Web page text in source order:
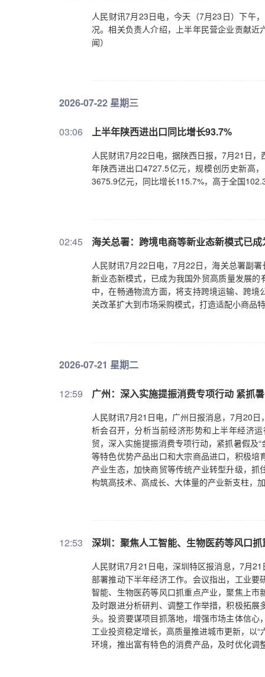
人民财讯7月23日电，今天（7月23日）下午
况。相关负责人介绍，上半年民营企业贡献
闻）
2026-07-22 星期三
03:06 上半年陕西进出口同比增长93.7%
人民财讯7月22日电，据陕西日报，7月21日
年陕西进出口4727.5亿元，规模创历史新高
3675.9亿元，同比增长115.7%，高于全国
02:45 海关总署：跨境电商等新业态新模式已
人民财讯7月22日电，7月22日，海关总署副
新业态新模式，已成为我国外贸高质量发展
中，在畅通物流方面，将支持跨境运输、跨
关改革扩大到市场采购模式，打造适配小商品
2026-07-21 星期二
12:59 广州：深入实施提振消费专项行动 紧抓
人民财讯7月21日电，广州日报消息，7月20
析会召开，分析当前经济形势和上半年经济
贸，深入实施提振消费专项行动，紧抓暑假及
等特色优势产品出口和大宗商品进口，积极
产业生态，加快商贸等传统产业转型升级，
构筑高技术、高成长、大体量的产业新支柱，
12:53 深圳：聚焦人工智能、生物医药等风口
人民财讯7月21日电，深圳特区报消息，7月
部署推动下半年经济工作。会议指出，工业
智能、生物医药等风口抓重点产业，聚焦上
及时跟进分析研判、调整工作举措，积极拓
头。投资要谋项目抓落地，增强市场主体信
工业投资稳定增长，高质量推进城市更新，以
环境，推出富有特色的消费产品，及时优化